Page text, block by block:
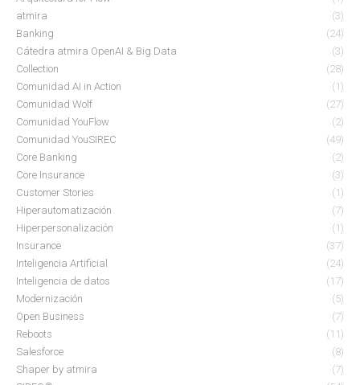
atmira
(3)
Banking
(24)
Cátedra atmira OpenAI & Big Data
(3)
Collection
(28)
Comunidad AI in Action
(1)
Comunidad Wolf
(27)
Comunidad YouFlow
(2)
Comunidad YouSIREC
(49)
Core Banking
(2)
Core Insurance
(3)
Customer Stories
(1)
Hiperautomatización
(7)
Hiperpersonalización
(1)
Insurance
(37)
Inteligencia Artificial
(24)
Inteligencia de datos
(17)
Modernización
(5)
Open Business
(7)
Reboots
(11)
Salesforce
(8)
Shaper by atmira
(7)